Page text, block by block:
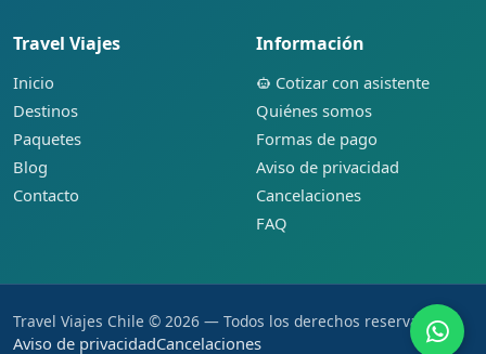
Travel Viajes
Inicio
Destinos
Paquetes
Blog
Contacto
Información
Cotizar con asistente
Quiénes somos
Formas de pago
Aviso de privacidad
Cancelaciones
FAQ
Travel Viajes Chile © 2026 — Todos los derechos reservados.
Aviso de privacidadCancelaciones